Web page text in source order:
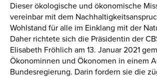
Dieser ökologische und ökonomische
vereinbar mit dem
Wohlstand für alle im Einklang mit der
Daher richtete sich die Präsidentin der
Elisabeth Fröhlich am 13. Januar 2021
Ökonominnen und Ökonomen in einem
Bundesregierung. Darin fordern sie die